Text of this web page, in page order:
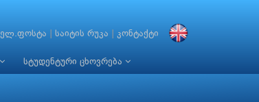
ელ.ფოსტა საიტის რუკა კონტაქტი
სტუდენტური ცხოვრება